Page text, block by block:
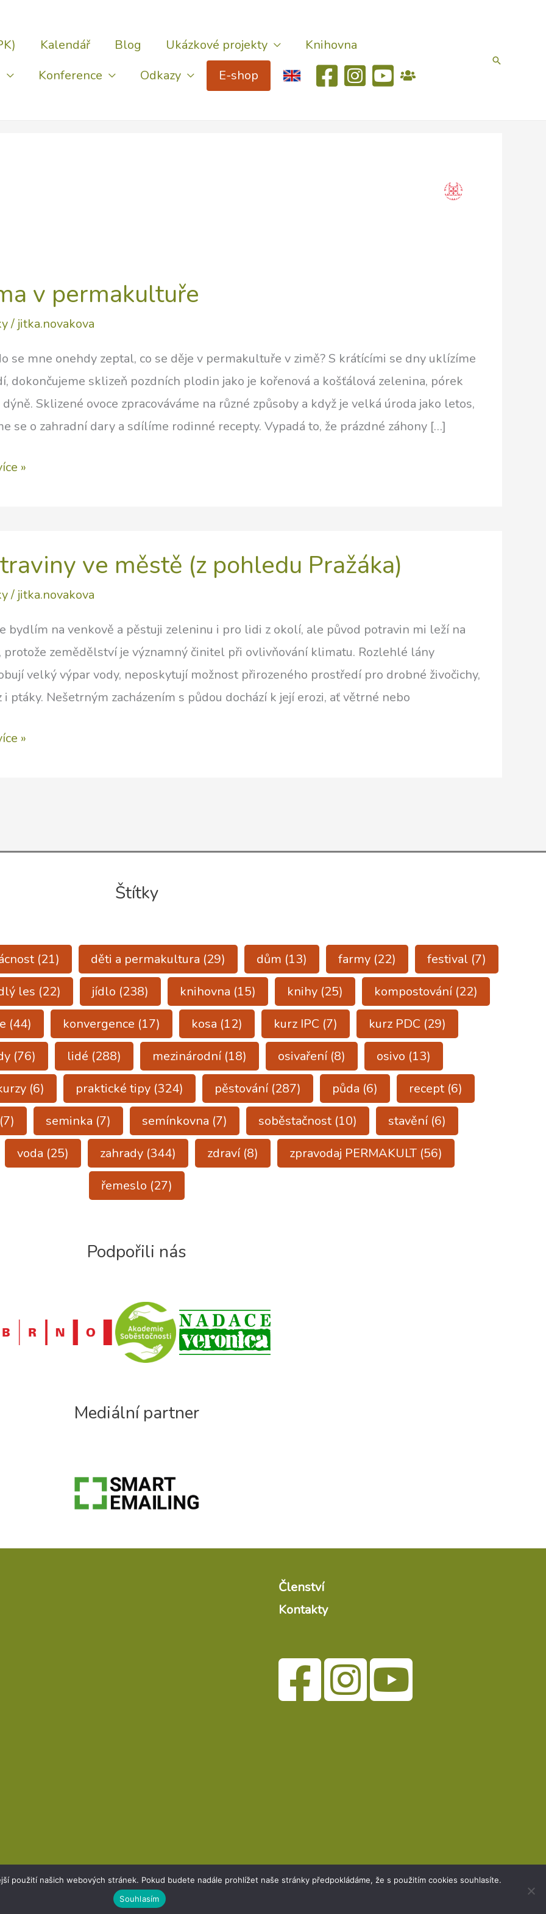
Kalendář Blog Ukázkové projekty
Knihovna
Konference Odkazy E-shop
Hledat
v permakultuře
/ jitka.novakova
se mne onehdy zeptal, co se děje v permakultuře v zimě? S krátícími se dny uklízíme
dokončujeme sklizeň pozdních plodin jako je kořenová a košťálová zelenina, pórek
dýně. Sklizené ovoce zpracováváme na různé způsoby a když je velká úroda jako letos,
se o zahradní dary a sdílíme rodinné recepty. Vypadá to, že prázdné záhony […]
»
ve městě (z pohledu Pražáka)
/ jitka.novakova
bydlím na venkově a pěstuji zeleninu i pro lidi z okolí, ale původ potravin mi leží na
protože zemědělství je významný činitel při ovlivňování klimatu. Rozlehlé lány
velký výpar vody, neposkytují možnost přirozeného prostředí pro drobné živočichy,
i ptáky. Nešetrným zacházením s půdou dochází k její erozi, ať větrné nebo
»
Štítky
(21) děti a permakultura (29) dům (13) farmy (22) festival (7)
les (22) jídlo (238) knihovna (15) knihy(25) kompostování(22)
(44) konvergence (17) kosa (12) kurz IPC (7) kurz PDC (29)
(76) lidé (288) mezinárodní(18) osivaření(8) osivo (13)
(6) praktické tipy(324) pěstování(287) půda (6) recept(6)
seminka (7) semínkovna (7) soběstačnost(10) stavění(6)
voda (25) zahrady(344) zdraví(8) zpravodaj PERMAKULT(56)
řemeslo (27)
Podpořili nás
Mediální partner
Členství
Kontakty
použití našich webových stránek. Pokud budete nadále prohlížet naše stránky předpokládáme, že s použitím cookies souhlasíte.
Souhlasím